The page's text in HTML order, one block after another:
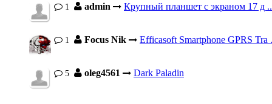
1 admin Крупный планшет с экраном 17 д
1 Focus Nik Efficasoft Smartphone GPRS Tra
5 oleg4561 Dark Paladin